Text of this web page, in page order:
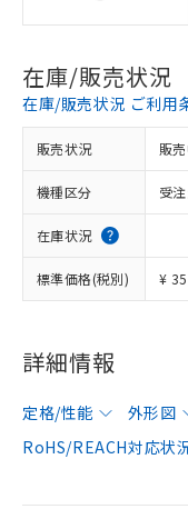
在庫/販売状況
在庫/販売状況 ご利用
販売状況 販
機種区分 受
在庫状況
標準価格(税別) ¥
詳細情報
定格/性能 外形図
RoHS/REACH対応状